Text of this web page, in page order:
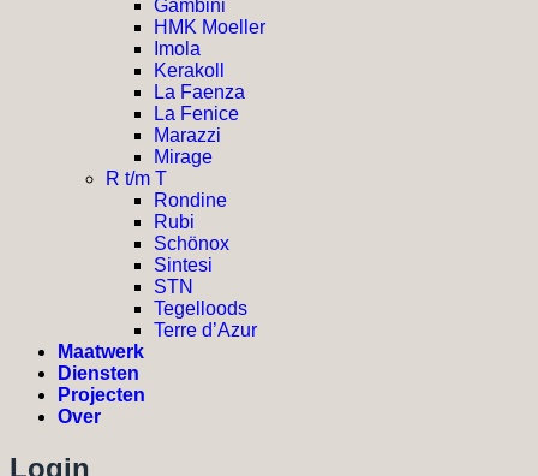
Gambini
HMK Moeller
Imola
Kerakoll
La Faenza
La Fenice
Marazzi
Mirage
R t/m T
Rondine
Rubi
Schönox
Sintesi
STN
Tegelloods
Terre d’Azur
Maatwerk
Diensten
Projecten
Over
Login